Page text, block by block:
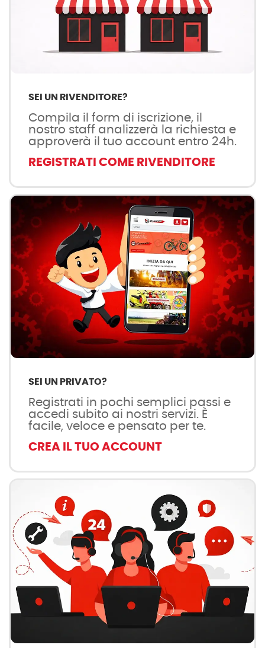
SEI UN RIVENDITORE?
Compila il form di iscrizione, il
nostro staff analizzerà la richiesta e
approverà il tuo account entro 24h.
REGISTRATI COME RIVENDITORE
SEI UN PRIVATO?
Registrati in pochi semplici passi e
accedi subito ai nostri servizi. È
facile, veloce e pensato per te.
CREA IL TUO ACCOUNT